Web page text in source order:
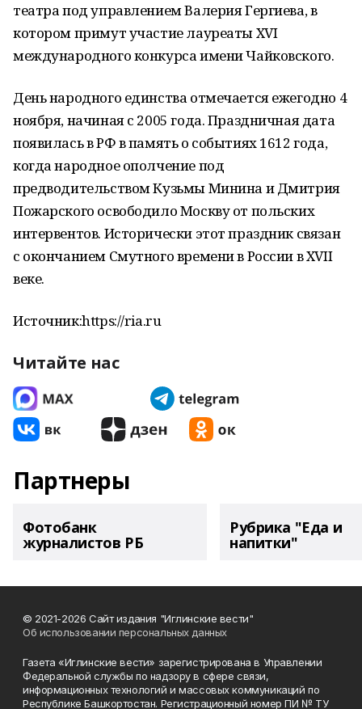
театра под управлением Валерия Гергиева, в
котором примут участие лауреаты XVI
международного конкурса имени Чайковского.
День народного единства отмечается ежегодно 4
ноября, начиная с 2005 года. Праздничная дата
появилась в РФ в память о событиях 1612 года,
когда народное ополчение под
предводительством Кузьмы Минина и Дмитрия
Пожарского освободило Москву от польских
интервентов. Исторически этот праздник связан
с окончанием Смутного времени в России в XVII
веке.
Источник:https://ria.ru
Читайте нас
Партнеры
Фотобанк
журналистов РБ
Рубрика "Еда и
напитки"
© 2021-2026 Сайт издания "Иглинские вести"
Об использовании персональных данных
Газета «Иглинские вести» зарегистрирована в Управлении
Федеральной службы по надзору в сфере связи,
информационных технологий и массовых коммуникаций по
Республике Башкортостан. Регистрационный номер ПИ № ТУ